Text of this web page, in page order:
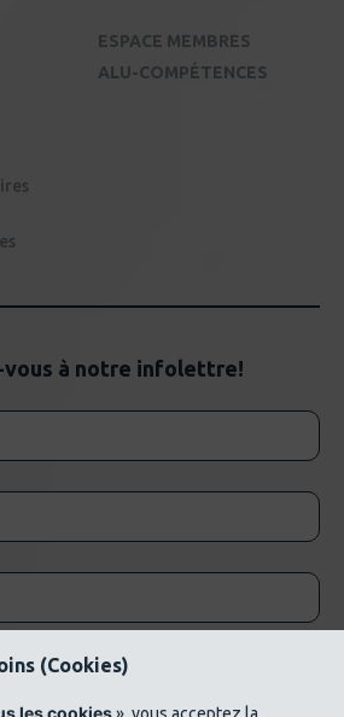
ESPACE MEMBRES
ALU-COMPÉTENCES
vous à notre infolettre!
(Cookies)
les cookies